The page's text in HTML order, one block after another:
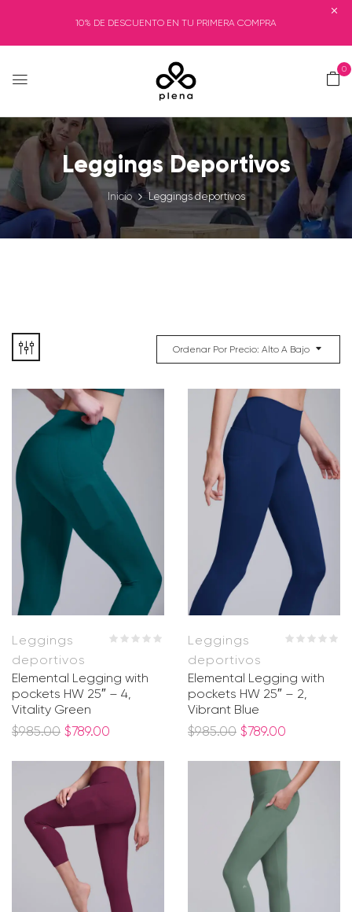
10% DE DESCUENTO EN TU PRIMERA COMPRA
0
Leggings Deportivos
Inicio Leggings deportivos
Ordenar Por Precio: Alto A Bajo
Leggings
deportivos
Elemental Legging with
pockets HW 25″ – 4,
Vitality Green
$985.00 $789.00
Leggings
deportivos
Elemental Legging with
pockets HW 25″ – 2,
Vibrant Blue
$985.00 $789.00